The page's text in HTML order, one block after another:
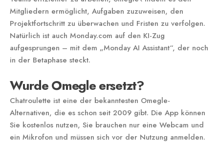
Mitgliedern ermöglicht, Aufgaben zuzuweisen, den
Projektfortschritt zu überwachen und Fristen zu verfolgen.
Natürlich ist auch Monday.com auf den KI-Zug
aufgesprungen – mit dem „Monday AI Assistant“, der noch
in der Betaphase steckt.
Wurde Omegle ersetzt?
Chatroulette ist eine der bekanntesten Omegle-
Alternativen, die es schon seit 2009 gibt. Die App können
Sie kostenlos nutzen, Sie brauchen nur eine Webcam und
ein Mikrofon und müssen sich vor der Nutzung anmelden.